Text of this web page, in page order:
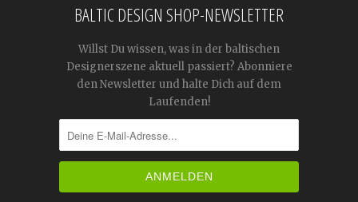
BALTIC DESIGN SHOP-NEWSLETTER
Willst Du wissen, was in der baltischen
Designerszene aktuell passiert? Abonniere
den Newsletter und halte Dich auf dem
Laufenden!